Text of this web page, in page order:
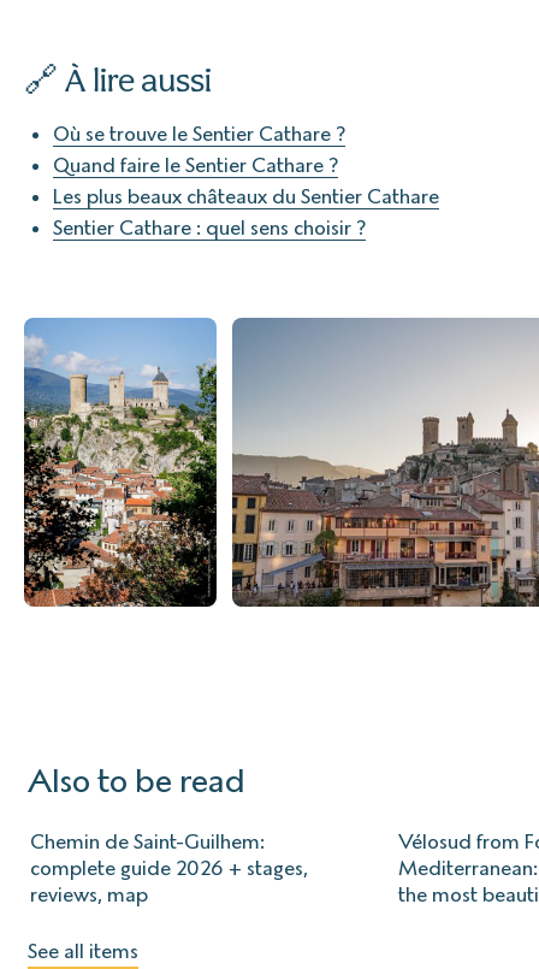
🔗 À lire aussi
Où se trouve le Sentier Cathare ?
Quand faire le Sentier Cathare ?
Les plus beaux châteaux du Sentier Cathare
Sentier Cathare : quel sens choisir ?
Also to be read
Chemin de Saint-Guilhem:
complete guide 2026 + stages,
reviews, map
Vélosud from
the most
See all items